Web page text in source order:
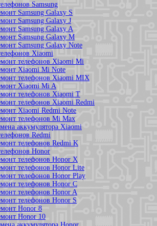
Samsung
Samsung Galaxy S
Samsung Galaxy J
Samsung Galaxy A
Samsung Galaxy M
Samsung Galaxy Note
Xiaomi
телефонов Xiaomi Mi
Xiaomi Mi Note
телефонов Xiaomi MIX
Xiaomi Mi A
телефонов Xiaomi T
телефонов Xiaomi Redmi
Xiaomi Redmi Note
телефонов Mi Max
аккумулятора Xiaomi
Redmi
телефонов Redmi K
Honor
телефонов Honor X
телефонов Honor Lite
телефонов Honor Play
телефонов Honor C
телефонов Honor A
телефонов Honor S
Honor 8
Honor 10